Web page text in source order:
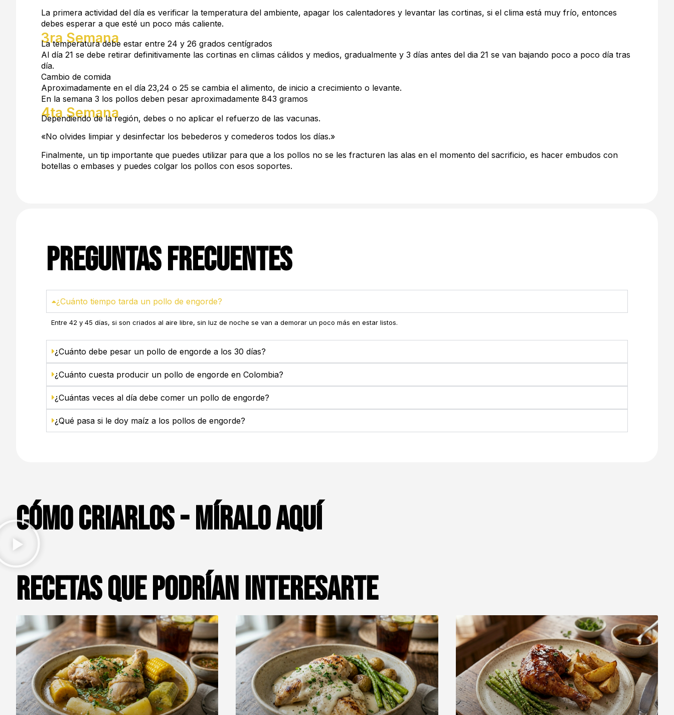
La primera actividad del día es verificar la temperatura del ambiente, apagar los calentadores y levantar las cortinas, si el clima está muy frío, entonces
debes esperar a que esté un poco más caliente.
3ra Semana
La temperatura debe estar entre 24 y 26 grados centígrados
Al día 21 se debe retirar definitivamente las cortinas en climas cálidos y medios, gradualmente y 3 días antes del dia 21 se van bajando poco a poco día tras
día.
Cambio de comida
Aproximadamente en el día 23,24 o 25 se cambia el alimento, de inicio a crecimiento o levante.
En la semana 3 los pollos deben pesar aproximadamente 843 gramos
4ta Semana
Dependiendo de la región, debes o no aplicar el refuerzo de las vacunas.
«No olvides limpiar y desinfectar los bebederos y comederos todos los días.»
Finalmente, un tip importante que puedes utilizar para que a los pollos no se les fracturen las alas en el momento del sacrificio, es hacer embudos con
botellas o embases y puedes colgar los pollos con esos soportes.
Preguntas Frecuentes
¿Cuánto tiempo tarda un pollo de engorde?
Entre 42 y 45 días, si son criados al aire libre, sin luz de noche se van a demorar un poco más en estar listos.
¿Cuánto debe pesar un pollo de engorde a los 30 días?
¿Cuánto cuesta producir un pollo de engorde en Colombia?
¿Cuántas veces al día debe comer un pollo de engorde?
¿Qué pasa si le doy maíz a los pollos de engorde?
Cómo criarlos - Míralo aquí
Recetas que podrían interesarte